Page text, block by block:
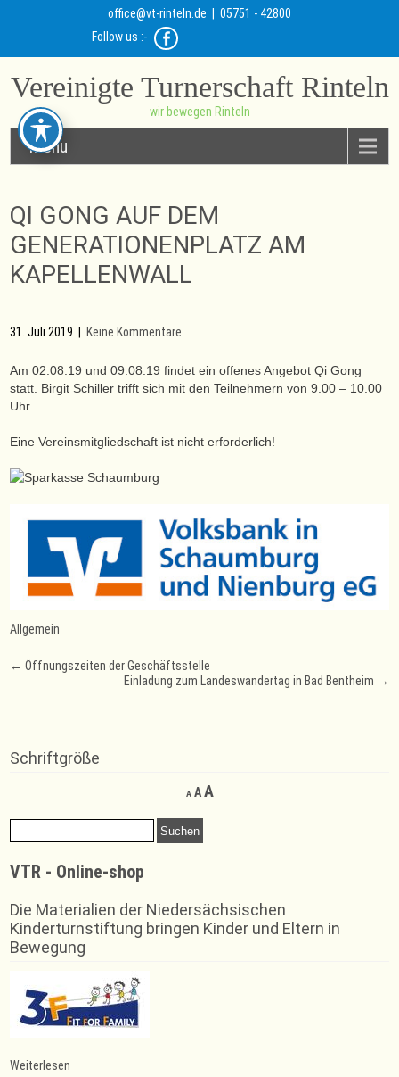
office@vt-rinteln.de | 05751 - 42800
Follow us :-
Vereinigte Turnerschaft Rinteln
wir bewegen Rinteln
Menu
QI GONG AUF DEM
GENERATIONENPLATZ AM
KAPELLENWALL
31. Juli 2019 Keine Kommentare
Am 02.08.19 und 09.08.19 findet ein offenes Angebot Qi Gong
statt. Birgit Schiller trifft sich mit den Teilnehmern von 9.00 – 10.00
Uhr.
Eine Vereinsmitgliedschaft ist nicht erforderlich!
Allgemein
Post
← Öffnungszeiten der Geschäftsstelle
Einladung zum Landeswandertag in Bad Bentheim →
Schriftgröße
A
Decrease
font
AReset
size.
AIncrease
Suchen
nach:
VTR - Online-shop
Die Materialien der Niedersächsischen
Kinderturnstiftung bringen Kinder und Eltern in
Bewegung
Weiterlesen